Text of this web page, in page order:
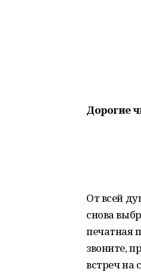
Дорогие
От всей
снова
печатная
звоните,
встреч на